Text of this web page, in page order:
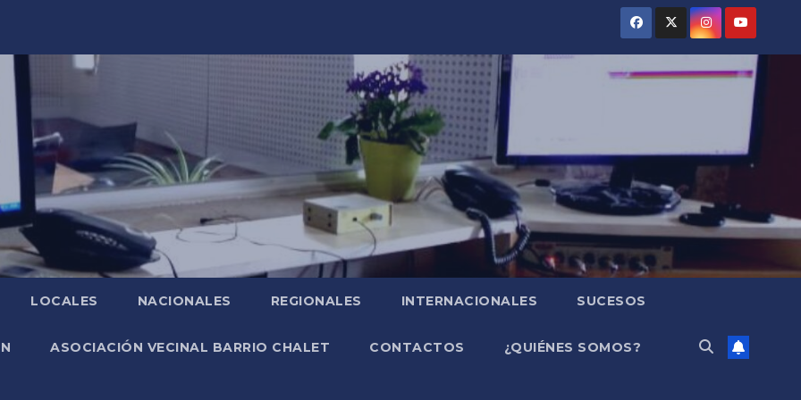
LOCALES NACIONALES REGIONALES INTERNACIONALES SUCESOS
ASOCIACIÓN VECINAL BARRIO CHALET CONTACTOS ¿QUIÉNES SOMOS?